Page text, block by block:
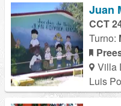
Juan
CCT
Turno:
Villa
Luis